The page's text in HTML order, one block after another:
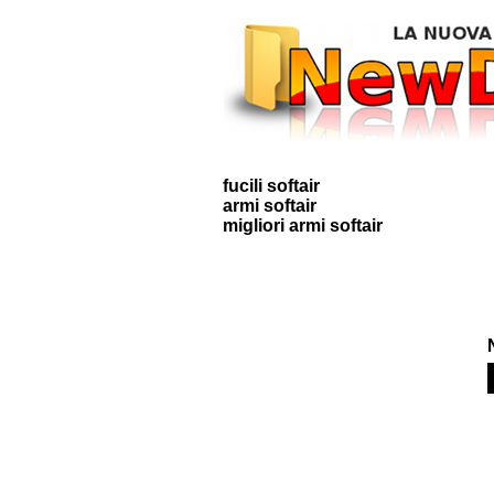
fucili softair
armi softair
migliori armi softair